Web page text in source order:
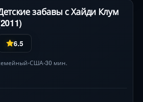
забавы с Хайди Клум
6.5
•США•30 мин.